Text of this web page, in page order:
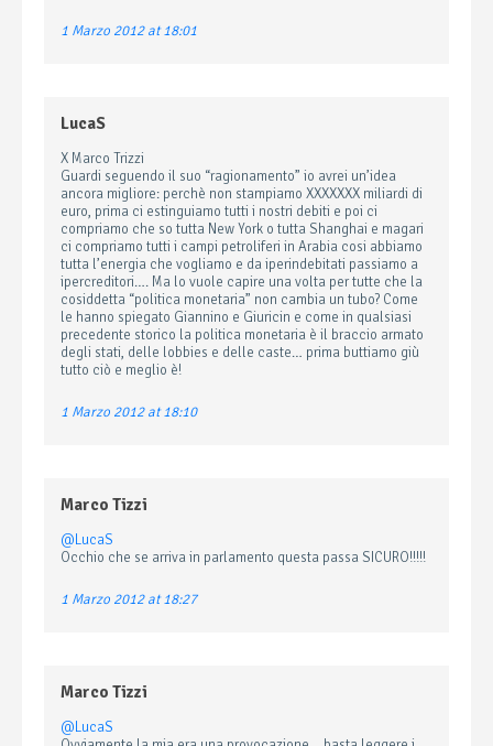
1 Marzo 2012 at 18:01
LucaS
X Marco Trizzi
Guardi seguendo il suo “ragionamento” io avrei un’idea
ancora migliore: perchè non stampiamo XXXXXXX miliardi di
euro, prima ci estinguiamo tutti i nostri debiti e poi ci
compriamo che so tutta New York o tutta Shanghai e magari
ci compriamo tutti i campi petroliferi in Arabia cosi abbiamo
tutta l’energia che vogliamo e da iperindebitati passiamo a
ipercreditori…. Ma lo vuole capire una volta per tutte che la
cosiddetta “politica monetaria” non cambia un tubo? Come
le hanno spiegato Giannino e Giuricin e come in qualsiasi
precedente storico la politica monetaria è il braccio armato
degli stati, delle lobbies e delle caste… prima buttiamo giù
tutto ciò e meglio è!
1 Marzo 2012 at 18:10
Marco Tizzi
@LucaS
Occhio che se arriva in parlamento questa passa SICURO!!!!!
1 Marzo 2012 at 18:27
Marco Tizzi
@LucaS